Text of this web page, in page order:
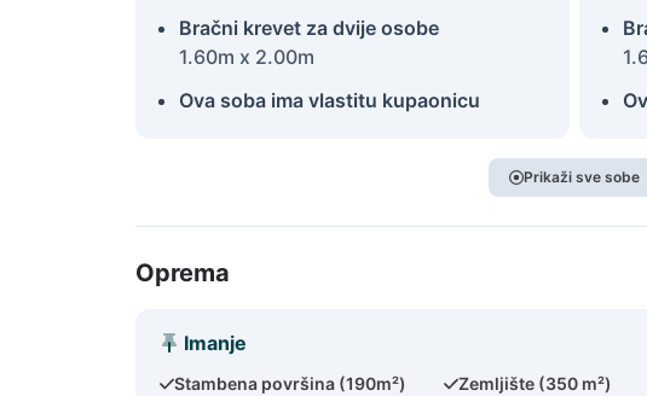
Bračni krevet za dvije osobe
1.60m x 2.00m
Ova soba ima vlastitu kupaonicu
Prikaži sve sobe
Oprema
Imanje
Stambena površina (190m²) Zemljište (350 m²)